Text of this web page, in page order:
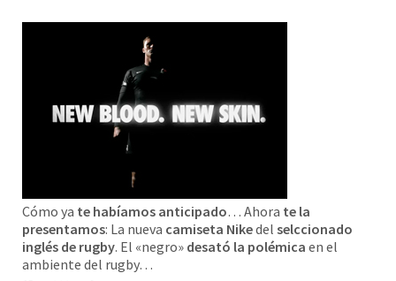
Cómo ya te habíamos anticipado… Ahora te la
presentamos: La nueva camiseta Nikedel selccionado
inglés de rugby. El «negro» desató la polémica en el
ambiente del rugby…